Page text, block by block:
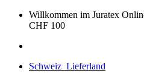
Willkommen im Juratex
CHF 100
Schweiz Lieferland